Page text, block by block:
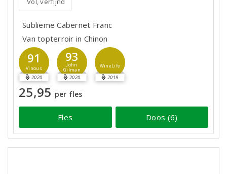
Sublieme Cabernet Franc
Van topterroir in Chinon
91
Vinous
2020
93
John
Gilman
2020
WineLife
2019
25,95 per fles
Fles Doos (6)